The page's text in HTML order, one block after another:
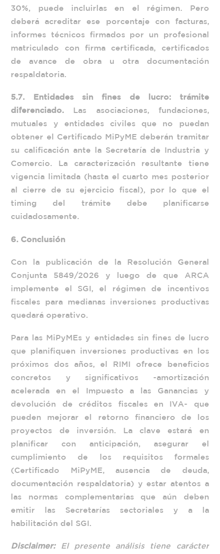
30%, puede incluirlas en el régimen. Pero
deberá acreditar ese porcentaje con facturas,
informes técnicos firmados por un profesional
matriculado con firma certificada, certificados
de avance de obra u otra documentación
respaldatoria.
5.7. Entidades sin fines de lucro: trámite
diferenciado. Las asociaciones, fundaciones,
mutuales y entidades civiles que no puedan
obtener el Certificado MiPyME deberán tramitar
su calificación ante la Secretaría de Industria y
Comercio. La caracterización resultante tiene
vigencia limitada (hasta el cuarto mes posterior
al cierre de su ejercicio fiscal), por lo que el
timing del trámite debe planificarse
cuidadosamente.
6. Conclusión
Con la publicación de la Resolución General
Conjunta 5849/2026 y luego de que ARCA
implemente el SGI, el régimen de incentivos
fiscales para medianas inversiones productivas
quedará operativo.
Para las MiPyMEs y entidades sin fines de lucro
que planifiquen inversiones productivas en los
próximos dos años, el RIMI ofrece beneficios
concretos y significativos -amortización
acelerada en el Impuesto a las Ganancias y
devolución de créditos fiscales en IVA- que
pueden mejorar el retorno financiero de los
proyectos de inversión. La clave estará en
planificar con anticipación, asegurar el
cumplimiento de los requisitos formales
(Certificado MiPyME, ausencia de deuda,
documentación respaldatoria) y estar atentos a
las normas complementarias que aún deben
emitir las Secretarías sectoriales y a la
habilitación del SGI.
Disclaimer:
El presente análisis tiene carácter